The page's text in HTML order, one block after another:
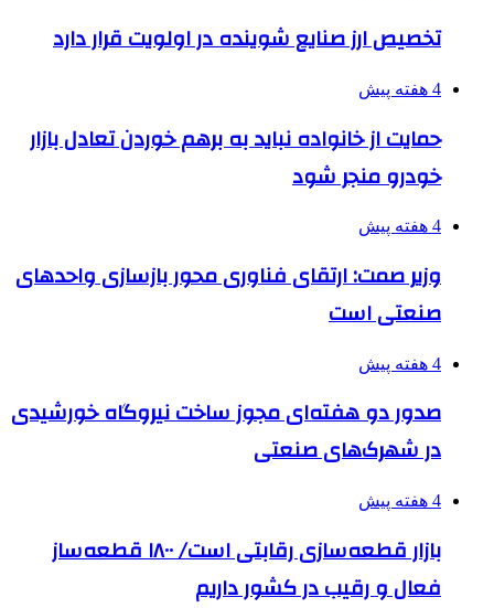
تخصیص ارز صنایع شوینده در اولویت قرار دارد
4 هفته پیش
حمایت از خانواده نباید به برهم خوردن تعادل بازار
خودرو منجر شود
4 هفته پیش
وزیر صمت: ارتقای فناوری محور بازسازی واحدهای
صنعتی است
4 هفته پیش
صدور دو هفته‌ای مجوز ساخت نیروگاه خورشیدی
در شهرک‌های صنعتی
4 هفته پیش
بازار قطعه‌سازی رقابتی است/ ۱۸۰۰ قطعه‌ساز
فعال و رقیب در کشور داریم